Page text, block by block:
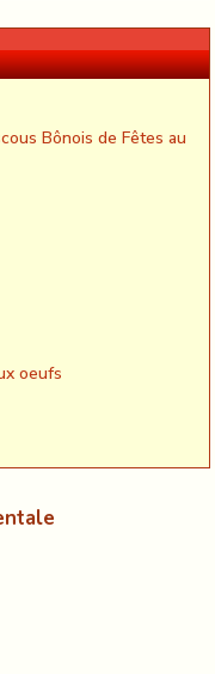
Bônois de Fêtes au
oeufs